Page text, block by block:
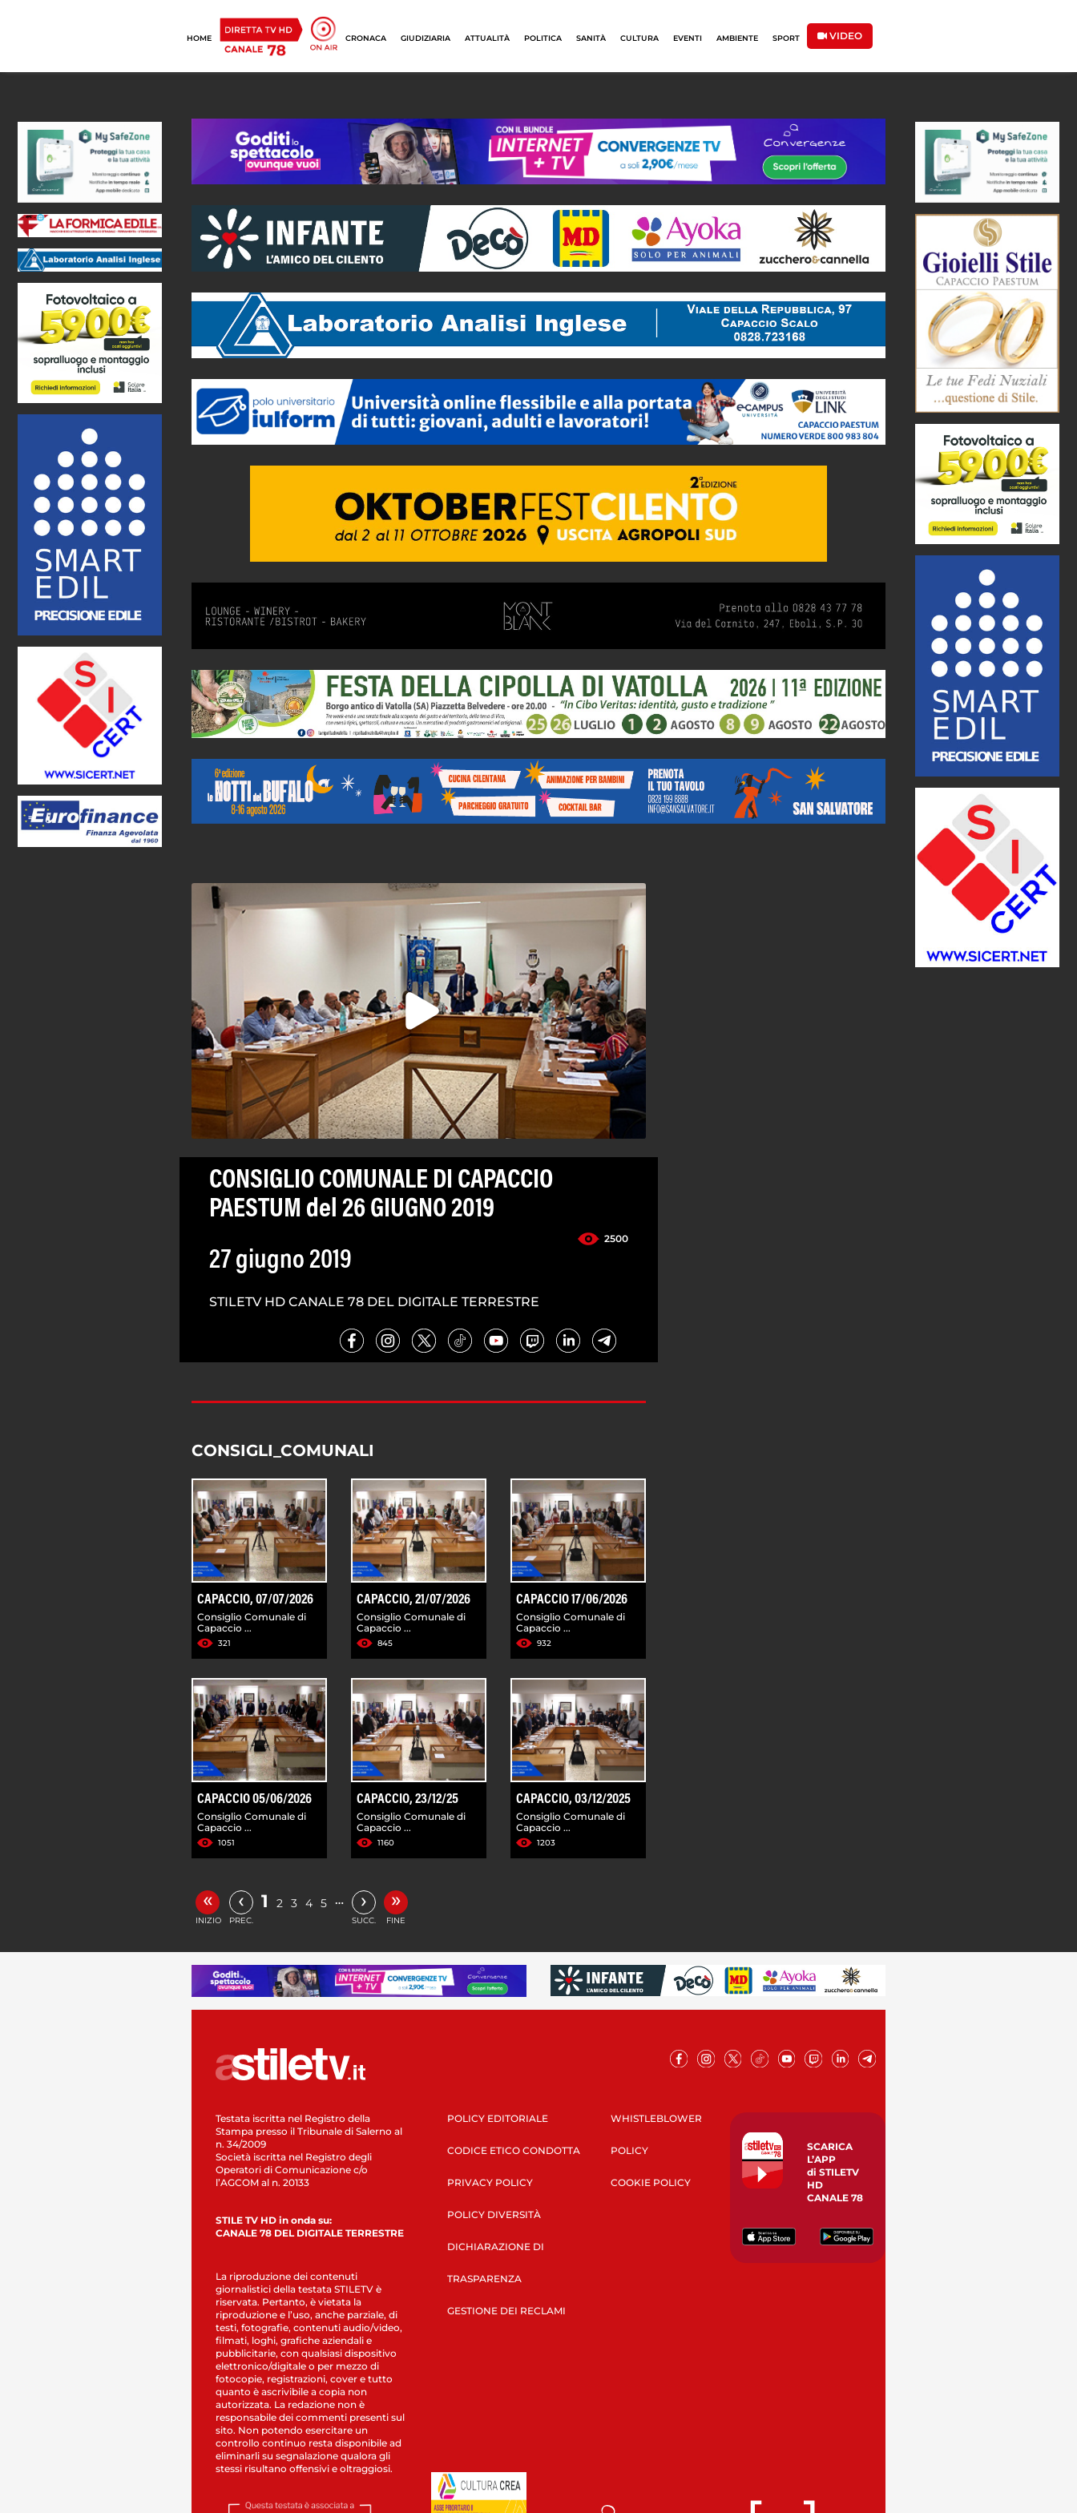
HOME CRONACA GIUDIZIARIA ATTUALITÀ POLITICA SANITÀ CULTURA EVENTI AMBIENTE SPORT VIDEO
CONSIGLIO COMUNALE DI CAPACCIO
PAESTUM del 26 GIUGNO 2019
2500
27 giugno 2019
STILETV HD CANALE 78 DEL DIGITALE TERRESTRE
CONSIGLI_COMUNALI
CAPACCIO, 07/07/2026
Consiglio Comunale di
Capaccio ...
321
CAPACCIO, 21/07/2026
Consiglio Comunale di
Capaccio ...
845
CAPACCIO 17/06/2026
Consiglio Comunale di
Capaccio ...
932
CAPACCIO 05/06/2026
Consiglio Comunale di
Capaccio ...
1051
CAPACCIO, 23/12/25
Consiglio Comunale di
Capaccio ...
1160
CAPACCIO, 03/12/2025
Consiglio Comunale di
Capaccio ...
1203
«
INIZIO
‹
PREC.
1 2 3 4 5 … ›
SUCC.
»
FINE
Testata iscritta nel Registro della
Stampa presso il Tribunale di Salerno al
n. 34/2009
Società iscritta nel Registro degli
Operatori di Comunicazione c/o
l’AGCOM al n. 20133
STILE TV HD in onda su:
CANALE 78 DEL DIGITALE TERRESTRE
La riproduzione dei contenuti
giornalistici della testata STILETV è
riservata. Pertanto, è vietata la
riproduzione e l’uso, anche parziale, di
testi, fotografie, contenuti audio/video,
filmati, loghi, grafiche aziendali e
pubblicitarie, con qualsiasi dispositivo
elettronico/digitale o per mezzo di
fotocopie, registrazioni, cover e tutto
quanto è ascrivibile a copia non
autorizzata. La redazione non è
responsabile dei commenti presenti sul
sito. Non potendo esercitare un
controllo continuo resta disponibile ad
eliminarli su segnalazione qualora gli
stessi risultano offensivi e oltraggiosi.
POLICY EDITORIALE
CODICE ETICO CONDOTTA
PRIVACY POLICY
POLICY DIVERSITÀ
DICHIARAZIONE DI
TRASPARENZA
GESTIONE DEI RECLAMI
WHISTLEBLOWER
POLICY
COOKIE POLICY
SCARICA
L’APP
di STILETV
HD
CANALE 78